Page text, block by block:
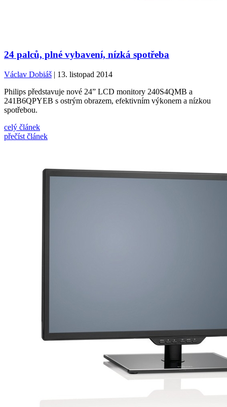
24 palců, plné vybavení, nízká spotřeba
Václav Dobiáš | 13. listopad 2014
Philips představuje nové 24” LCD monitory 240S4QMB a
241B6QPYEB s ostrým obrazem, efektivním výkonem a nízkou
spotřebou.
celý článek
přečíst článek